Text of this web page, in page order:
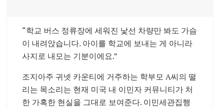
“학교 버스 정류장에 세워진 낯선 차량만 봐도 가슴
이 내려앉습니다. 아이를 학교에 보내는 게 아니라
사지로 내모는 기분이에요.”
조지아주 귀넷 카운티에 거주하는 학부모 A씨의 떨
리는 목소리는 현재 미국 내 이민자 커뮤니티가 처
한 가혹한 현실을 그대로 보여준다. 이민세관집행